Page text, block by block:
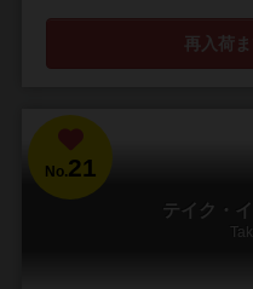
再入荷
No.21
テイク・